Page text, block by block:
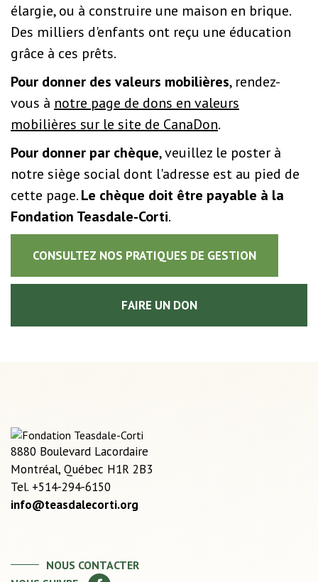
élargie, ou à construire une maison en brique.
Des milliers d'enfants ont reçu une éducation
grâce à ces prêts.
Pour donner des valeurs mobilières, rendez-
vous à notre page de dons en valeurs
mobilières sur le site de CanaDon.
Pour donner par chèque, veuillez le poster à
notre siège social dont l'adresse est au pied de
cette page.Le chèque doit être payable à la
Fondation Teasdale-Corti.
CONSULTEZ NOS PRATIQUES DE GESTION
FAIRE UN DON
8880 Boulevard Lacordaire
Montréal, Québec H1R 2B3
Tel. +514-294-6150
info@teasdalecorti.org
NOUS CONTACTER